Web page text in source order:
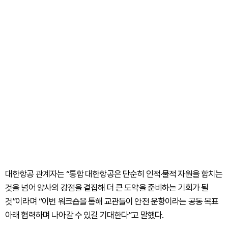
대한항공 관계자는 “통합 대한항공은 단순히 인적·물적 자원을 합치는
것을 넘어 양사의 강점을 결집해 더 큰 도약을 준비하는 기회가 될
것”이라며 “이번 워크숍을 통해 교관들이 안전 운항이라는 공동 목표
아래 협력하며 나아갈 수 있길 기대한다”고 말했다.